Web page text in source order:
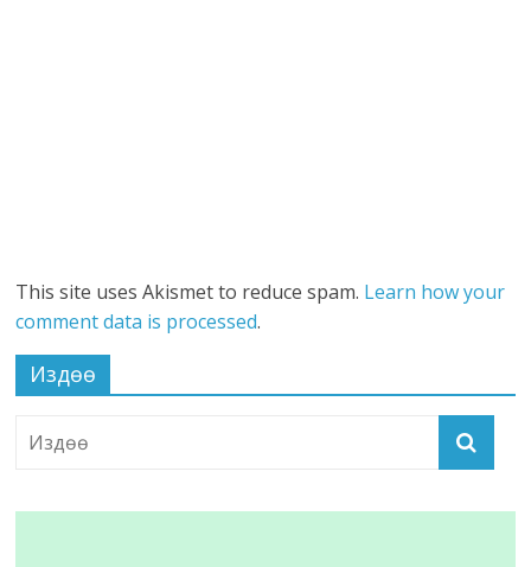
This site uses Akismet to reduce spam. Learn how your
comment data is processed.
Издөө